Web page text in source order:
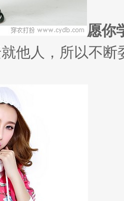
愿你
人，所以不断